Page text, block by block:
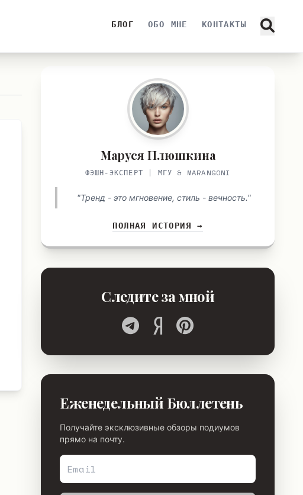
БЛОГ ОБО МНЕ КОНТАКТЫ
Маруся Плюшкина
ФЭШН-ЭКСПЕРТ | МГУ & MARANGONI
"Тренд - это мгновение, стиль - вечность."
ПОЛНАЯ ИСТОРИЯ →
Следите за мной
Еженедельный Бюллетень
Получайте эксклюзивные обзоры подиумов
прямо на почту.